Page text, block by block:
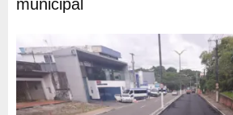
municipal